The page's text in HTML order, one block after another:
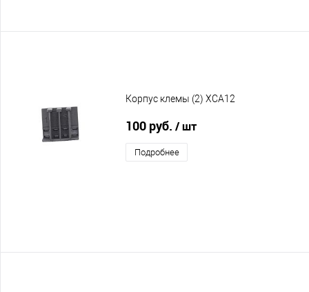
Корпус клемы (2) XCA12
100 руб. / шт
Подробнее